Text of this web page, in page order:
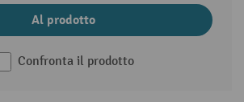
Al prodotto
Confronta il prodotto